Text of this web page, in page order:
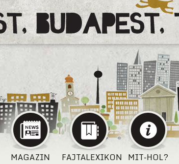
MAGAZIN FAJTALEXIKON MIT-HOL?